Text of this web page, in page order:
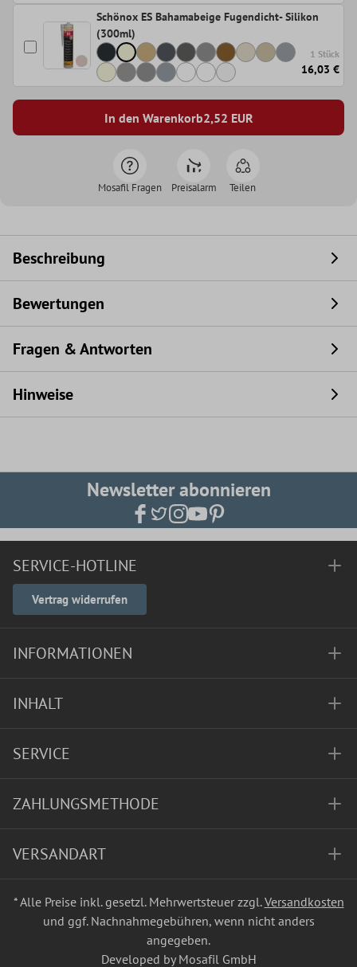
Schönox ES Bahamabeige Fugendicht- Silikon
(300ml)
1 Stück
16,03 €
In den Warenkorb2,52 EUR
Mosafil Fragen Preisalarm Teilen
Beschreibung
Bewertungen
Fragen & Antworten
Hinweise
Newsletter abonnieren
SERVICE-HOTLINE
Vertrag widerrufen
INFORMATIONEN
INHALT
SERVICE
ZAHLUNGSMETHODE
VERSANDART
* Alle Preise inkl. gesetzl. Mehrwertsteuer zzgl.Versandkosten
und ggf. Nachnahmegebühren, wenn nicht anders
angegeben.
Developed by Mosafil GmbH